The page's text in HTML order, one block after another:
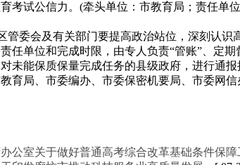
考试公信力。(牵头单位：市教育局；责任单
管委会及有关部门要提高政治站位，深刻认
任单位和完成时限，由专人负责“管账”、定
未能保质保量完成任务的县级政府，进行通
育局、市委编办、市委保密机要局、市委网
办公室关于做好普通高考综合改革基础条件保